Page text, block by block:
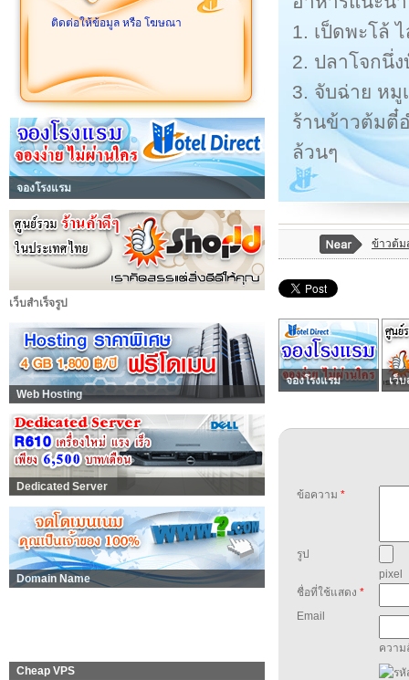
ติดต่อให้ข้อมูล หรือ โฆษณา
จองโรงแรม
เว็บสำเร็จรูป
Web Hosting
Dedicated Server
Domain Name
Cheap VPS
1. เป็ดพะโล้
2. ปลาโจกนึ่ง
3. จับฉ่าย หมู
ร้านข้าวต้มตี๋
ล้วนๆ
ข้าวต้ม
จองโรงแรม เว็บ
ข้อความ *
รูป
pixel
ชื่อที่ใช้แสดง *
Email
ความ